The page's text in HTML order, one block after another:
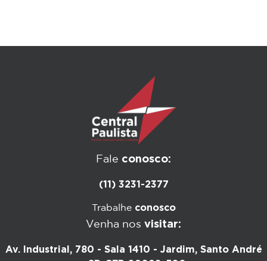
Fale conosco:
(11) 3231-2377
Trabalhe conosco
Venha nos visitar:
Av. Industrial, 780 - Sala 1410 - Jardim, Santo André